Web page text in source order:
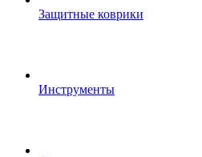
Защитные коврики
Инструменты